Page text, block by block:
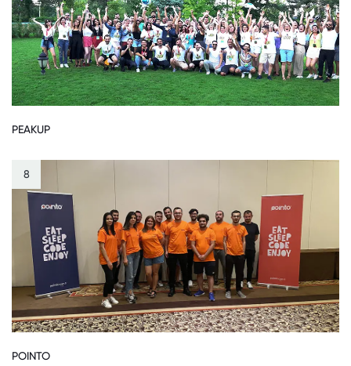
PEAKUP
8
POINTO